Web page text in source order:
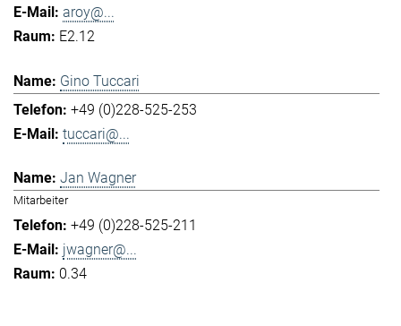
aroy@...
E2.12
Gino Tuccari
+49 (0)228-525-253
tuccari@...
Jan Wagner
Mitarbeiter
+49 (0)228-525-211
jwagner@...
0.34